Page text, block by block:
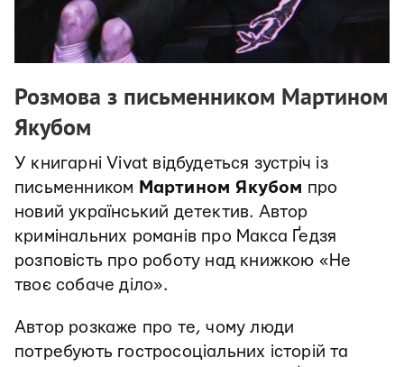
Розмова з письменником Мартином
Якубом
У книгарні Vivat відбудеться зустріч із
письменником Мартином Якубом про
новий український детектив. Автор
кримінальних романів про Макса Ґедзя
розповість про роботу над книжкою «Не
твоє собаче діло».
Автор розкаже про те, чому люди
потребують гостросоціальних історій та